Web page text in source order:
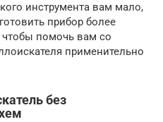
инструмента вам мало,
прибор более
помочь вам со
применительно
без